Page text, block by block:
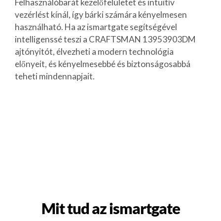
Felhasználóbarát kezelőfelületet és intuitív
vezérlést kínál, így bárki számára kényelmesen
használható. Ha az ismartgate segítségével
intelligenssé teszi a CRAFTSMAN 13953903DM
ajtónyitót, élvezheti a modern technológia
előnyeit, és kényelmesebbé és biztonságosabbá
teheti mindennapjait.
Mit tud az ismartgate